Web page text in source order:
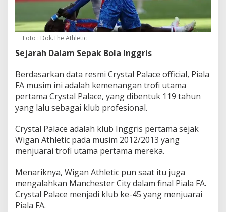
Foto : Dok.The Athletic
Sejarah Dalam Sepak Bola Inggris
Berdasarkan data resmi Crystal Palace official, Piala
FA musim ini adalah kemenangan trofi utama
pertama Crystal Palace, yang dibentuk 119 tahun
yang lalu sebagai klub profesional.
Crystal Palace adalah klub Inggris pertama sejak
Wigan Athletic pada musim 2012/2013 yang
menjuarai trofi utama pertama mereka.
Menariknya, Wigan Athletic pun saat itu juga
mengalahkan Manchester City dalam final Piala FA.
Crystal Palace menjadi klub ke-45 yang menjuarai
Piala FA.